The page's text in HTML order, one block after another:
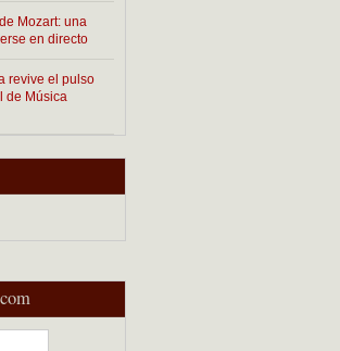
Mozart: una
en directo
revive el pulso
de Música